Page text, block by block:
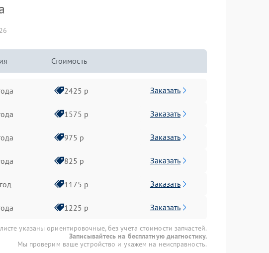
Стоимость
2425 р Заказать
1575 р Заказать
975 р Заказать
825 р Заказать
1175 р Заказать
1225 р Заказать
указаны ориентировочные, без учета стоимости запчастей.
Записывайтесь на бесплатную диагностику.
Мы проверим ваше устройство и укажем на неисправность.